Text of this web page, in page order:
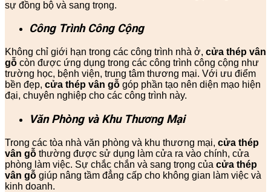
sự đồng bộ và sang trọng.
Công Trình Công Cộng
Không chỉ giới hạn trong các công trình nhà ở, cửa thép vân
gỗ còn được ứng dụng trong các công trình công cộng như
trường học, bệnh viện, trung tâm thương mại. Với ưu điểm
bền đẹp, cửa thép vân gỗ góp phần tạo nên diện mạo hiện
đại, chuyên nghiệp cho các công trình này.
Văn Phòng và Khu Thương Mại
Trong các tòa nhà văn phòng và khu thương mại, cửa thép
vân gỗ thường được sử dụng làm cửa ra vào chính, cửa
phòng làm việc. Sự chắc chắn và sang trọng của cửa thép
vân gỗ giúp nâng tầm đẳng cấp cho không gian làm việc và
kinh doanh.